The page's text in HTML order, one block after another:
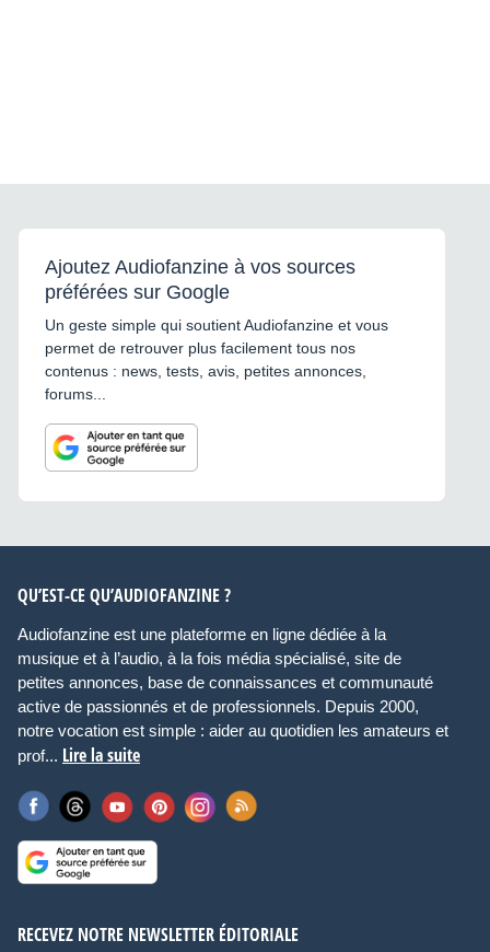
Ajoutez Audiofanzine à vos sources
préférées sur Google
Un geste simple qui soutient Audiofanzine et vous
permet de retrouver plus facilement tous nos
contenus : news, tests, avis, petites annonces,
forums...
QU’EST-CE QU’AUDIOFANZINE ?
Audiofanzine est une plateforme en ligne dédiée à la
musique et à l’audio, à la fois média spécialisé, site de
petites annonces, base de connaissances et communauté
active de passionnés et de professionnels. Depuis 2000,
notre vocation est simple : aider au quotidien les amateurs et
prof... Lire la suite
RECEVEZ NOTRE NEWSLETTER ÉDITORIALE